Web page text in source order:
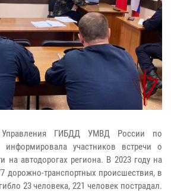
Управления ГИБДД УМВД России по
информировала участников встречи о
на автодорогах региона. В 2023 году на
дорожно-транспортных происшествия, в
23 человека, 221 человек пострадал.